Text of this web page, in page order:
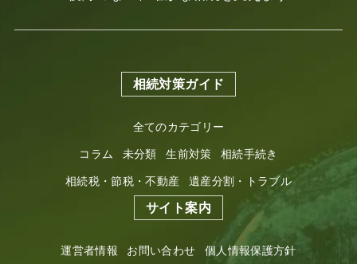
相続対策ガイド
全てのカテゴリー
コラム
未分類 生前対策
相続手続き
相続税・節税・不動産
遺産分割・トラブル
サイト案内
運営者情報 お問い合わせ 個人情報保護方針